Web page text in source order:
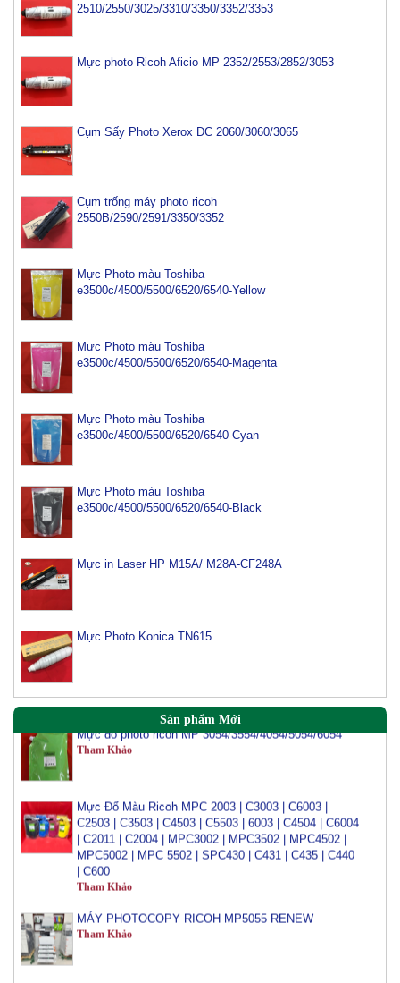
2510/2550/3025/3310/3350/3352/3353
Mực photo Ricoh Aficio MP 2352/2553/2852/3053
Cụm Sấy Photo Xerox DC 2060/3060/3065
Cụm trống máy photo ricoh
2550B/2590/2591/3350/3352
Mực Photo màu Toshiba
e3500c/4500/5500/6520/6540-Yellow
Mực Photo màu Toshiba
e3500c/4500/5500/6520/6540-Magenta
Mực Photo màu Toshiba
e3500c/4500/5500/6520/6540-Cyan
Mực Photo màu Toshiba
e3500c/4500/5500/6520/6540-Black
Mực in Laser HP M15A/ M28A-CF248A
Mực Photo Konica TN615
Sản phẩm Mới
Mực máy photo ricoh MP 2554/ 3054/ 3554/ 3054SP/
Mực Photocopy Ricoh 6210D
Mực đổ photo ricoh MP 3054/3554/4054/5054/6054
Tham Khảo
C2503 | C3503 | C4503 | C5503 | 6003 | C4504 | C6004
| C2011 | C2004 | MPC3002 | MPC3502 | MPC4502 |
MPC5002 | MPC 5502 | SPC430 | C431 | C435 | C440
| C600
Tham Khảo
Tham Khảo